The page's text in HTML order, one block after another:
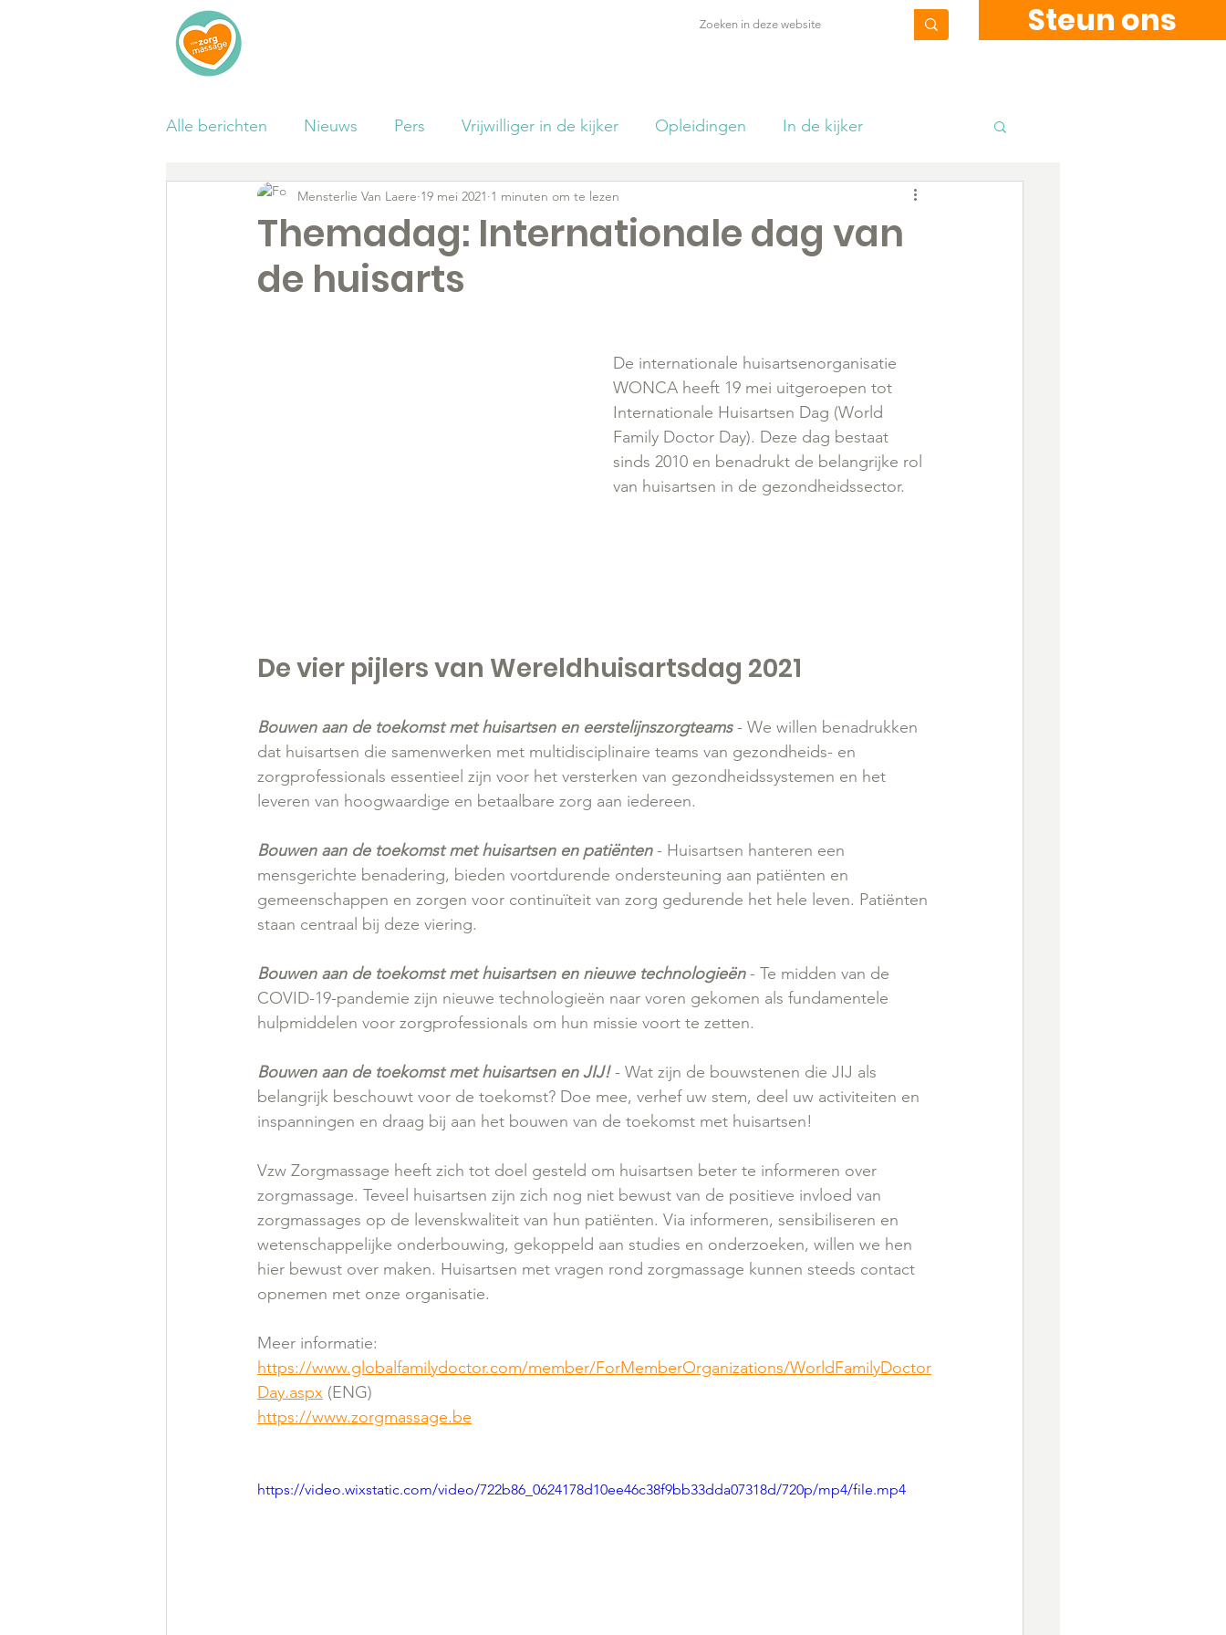
Steun ons
Alle berichten Nieuws Pers Vrijwilliger in de kijker Opleidingen In de kijker
Wetenschappelijk Veelgestelde vragen Varia Fundraising
Getuigenis Vrijwilligerswerk
Themadag: Internationale dag van
de huisarts
Mensterlie Van Laere 19 mei 2021 1 minuten om te lezen
De internationale huisartsenorganisatie
WONCA heeft 19 mei uitgeroepen tot
Internationale Huisartsen Dag (World
Family Doctor Day). Deze dag bestaat
sinds 2010 en benadrukt de belangrijke rol
van huisartsen in de gezondheidssector.
De vier pijlers van Wereldhuisartsdag 2021
Bouwen aan de toekomst met huisartsen en eerstelijnszorgteams - We willen benadrukken
dat huisartsen die samenwerken met multidisciplinaire teams van gezondheids- en
zorgprofessionals essentieel zijn voor het versterken van gezondheidssystemen en het
leveren van hoogwaardige en betaalbare zorg aan iedereen.
Bouwen aan de toekomst met huisartsen en patiënten - Huisartsen hanteren een
mensgerichte benadering, bieden voortdurende ondersteuning aan patiënten en
gemeenschappen en zorgen voor continuïteit van zorg gedurende het hele leven. Patiënten
staan ​​centraal bij deze viering.
Bouwen aan de toekomst met huisartsen en nieuwe technologieën - Te midden van de
COVID-19-pandemie zijn nieuwe technologieën naar voren gekomen als fundamentele
hulpmiddelen voor zorgprofessionals om hun missie voort te zetten.
Bouwen aan de toekomst met huisartsen en JIJ! - Wat zijn de bouwstenen die JIJ als
belangrijk beschouwt voor de toekomst? Doe mee, verhef uw stem, deel uw activiteiten en
inspanningen en draag bij aan het bouwen van de toekomst met huisartsen!
Vzw Zorgmassage heeft zich tot doel gesteld om huisartsen beter te informeren over
zorgmassage. Teveel huisartsen zijn zich nog niet bewust van de positieve invloed van
zorgmassages op de levenskwaliteit van hun patiënten. Via informeren, sensibiliseren en
wetenschappelijke onderbouwing, gekoppeld aan studies en onderzoeken, willen we hen
hier bewust over maken. Huisartsen met vragen rond zorgmassage kunnen steeds contact
opnemen met onze organisatie.
Meer informatie:
https://www.globalfamilydoctor.com/member/ForMemberOrganizations/WorldFamilyDoctor
Day.aspx (ENG)
https://www.zorgmassage.be
https://video.wixstatic.com/video/722b86_0624178d10ee46c38f9bb33dda07318d/720p/mp4/file.mp4